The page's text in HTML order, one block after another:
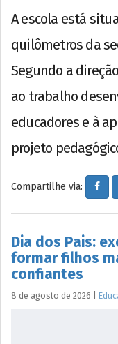
A escola está
quilômetros da
Segundo a
ao trabalho
educadores e à
projeto
Compartilhe via:
Dia dos Pais:
formar filhos
confiantes
8 de agosto de 2026